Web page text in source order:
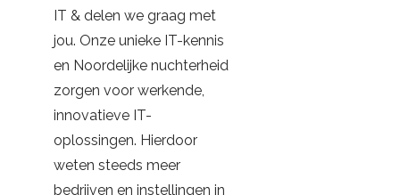
IT & delen we graag met
jou. Onze unieke IT-kennis
en Noordelijke nuchterheid
zorgen voor werkende,
innovatieve IT-
oplossingen. Hierdoor
weten steeds meer
bedrijven en instellingen in